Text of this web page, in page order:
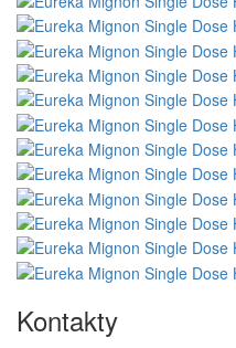
Kontakty